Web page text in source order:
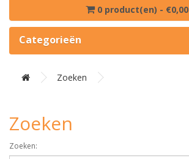
0 product(en) - €0,00
Categorieën
Zoeken
Zoeken
Zoeken: